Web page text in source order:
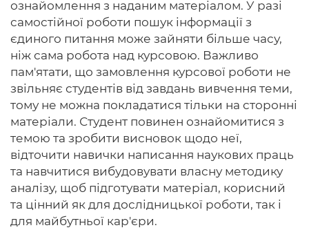
ознайомлення з наданим матеріалом. У разі
самостійної роботи пошук інформації з
єдиного питання може зайняти більше часу,
ніж сама робота над курсовою. Важливо
пам'ятати, що замовлення курсової роботи не
звільняє студентів від завдань вивчення теми,
тому не можна покладатися тільки на сторонні
матеріали. Студент повинен ознайомитися з
темою та зробити висновок щодо неї,
відточити навички написання наукових праць
та навчитися вибудовувати власну методику
аналізу, щоб підготувати матеріал, корисний
та цінний як для дослідницької роботи, так і
для майбутньої кар'єри.